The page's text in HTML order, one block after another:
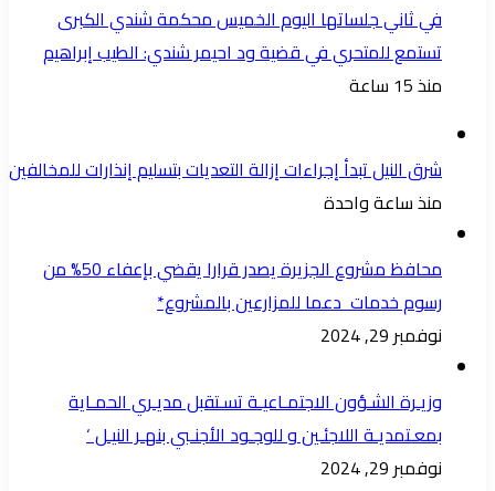
في ثاني جلساتها اليوم الخميس محكمة شندي الكبرى
تستمع للمتحري في قضية ود احيمر شندي: الطيب إبراهيم
منذ 15 ساعة
شرق النيل تبدأ إجراءات إزالة التعديات بتسليم إنذارات للمخالفين
منذ ساعة واحدة
محافظ مشروع الجزيرة يصدر قرارا يقضي بإعفاء 50% من
رسوم خدمات دعما للمزارعين بالمشروع*
نوفمبر 29, 2024
وزيـرة الشـؤون الاجتمـاعيـة تسـتقبل مديـري الحمـاية
بمعـتمديـة اللاجئـين و للوجـود الأجنـبي بنهـر النيـل ‘
نوفمبر 29, 2024